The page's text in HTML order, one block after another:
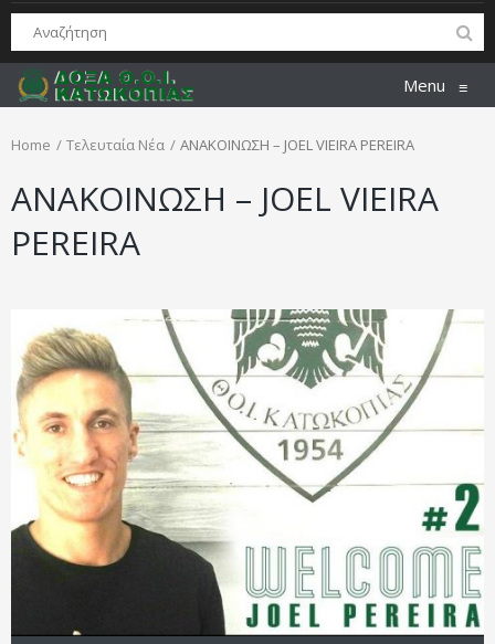
Menu ≡
Home Τελευταία Νέα ΑΝΑΚΟΙΝΩΣΗ – JOEL VIEIRA PEREIRA
ΑΝΑΚΟΙΝΩΣΗ – JOEL VIEIRA
PEREIRA